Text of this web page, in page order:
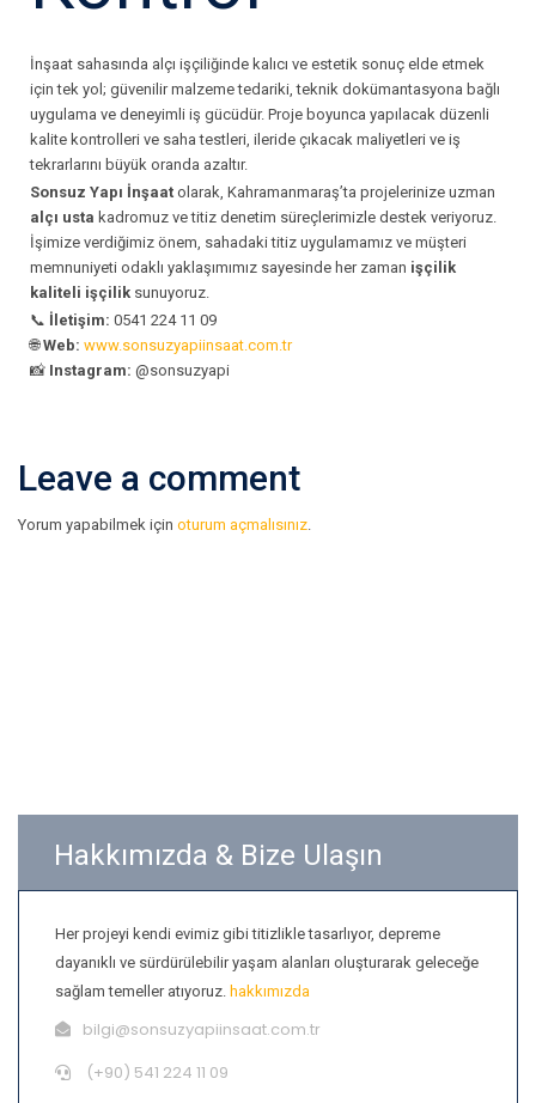
İnşaat sahasında alçı işçiliğinde kalıcı ve estetik sonuç elde etmek
için tek yol; güvenilir malzeme tedariki, teknik dokümantasyona bağlı
uygulama ve deneyimli iş gücüdür. Proje boyunca yapılacak düzenli
kalite kontrolleri ve saha testleri, ileride çıkacak maliyetleri ve iş
tekrarlarını büyük oranda azaltır.
Sonsuz Yapı İnşaat olarak, Kahramanmaraş’ta projelerinize uzman
alçı usta kadromuz ve titiz denetim süreçlerimizle destek veriyoruz.
İşimize verdiğimiz önem, sahadaki titiz uygulamamız ve müşteri
memnuniyeti odaklı yaklaşımımız sayesinde her zaman işçilik
kaliteli işçilik sunuyoruz.
📞 İletişim: 0541 224 11 09
🌐Web: www.sonsuzyapiinsaat.com.tr
📸 Instagram: @sonsuzyapi
Leave a comment
Yorum yapabilmek için oturum açmalısınız.
Hakkımızda & Bize Ulaşın
Her projeyi kendi evimiz gibi titizlikle tasarlıyor, depreme
dayanıklı ve sürdürülebilir yaşam alanları oluşturarak geleceğe
sağlam temeller atıyoruz. hakkımızda
bilgi@sonsuzyapiinsaat.com.tr
(+90) 541 224 11 09